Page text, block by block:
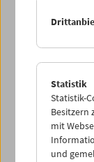
Share on
News
Newsletter
Fotos
Statistik
Statistik-
Besitzern
mit
und